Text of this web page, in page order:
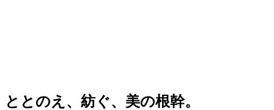
ととのえ、紡ぐ、美の根幹。